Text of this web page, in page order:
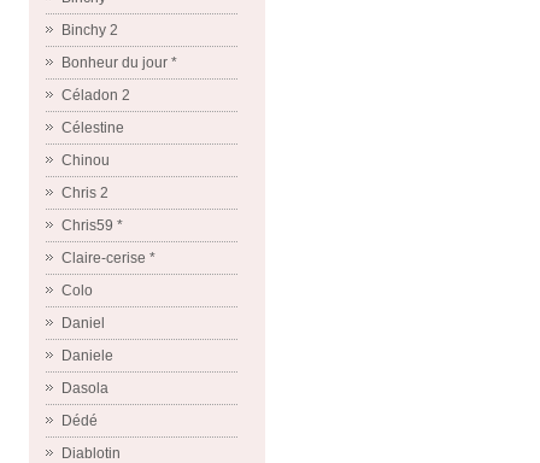
Binchy 2
Bonheur du jour *
Céladon 2
Célestine
Chinou
Chris 2
Chris59 *
Claire-cerise *
Colo
Daniel
Daniele
Dasola
Dédé
Diablotin